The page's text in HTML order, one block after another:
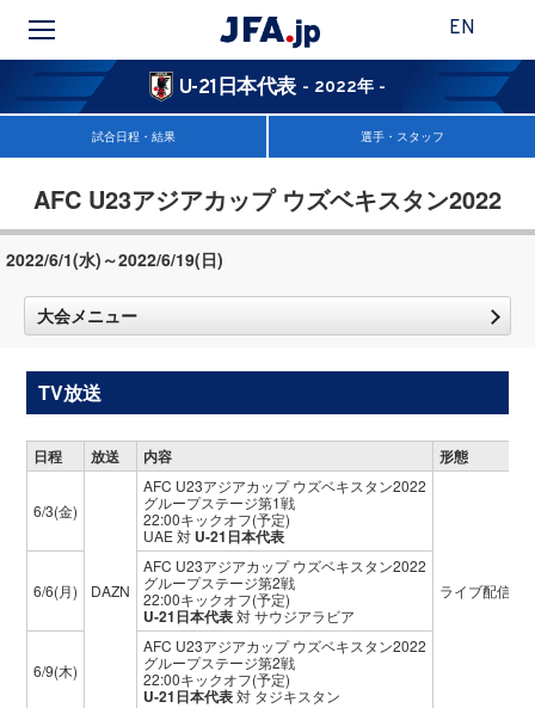
EN
U-21日本代表 - 2022年 -
試合日程・結果 選手・スタッフ
AFC U23アジアカップ ウズベキスタン2022
2022/6/1(水)～2022/6/19(日)
大会メニュー
TV放送
日程 放送 内容 形態
6/3(金)
DAZN
AFC U23アジアカップ ウズベキスタン2022
グループステージ第1戦
22:00キックオフ(予定)
UAE対 U-21日本代表
ライブ配信
6/6(月)
AFC U23アジアカップ ウズベキスタン2022
グループステージ第2戦
22:00キックオフ(予定)
U-21日本代表 対 サウジアラビア
6/9(木)
AFC U23アジアカップ ウズベキスタン2022
グループステージ第2戦
22:00キックオフ(予定)
U-21日本代表 対 タジキスタン